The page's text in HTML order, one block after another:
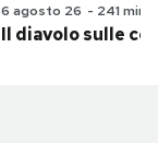
6 agosto 26 - 241 min
Il diavolo sulle